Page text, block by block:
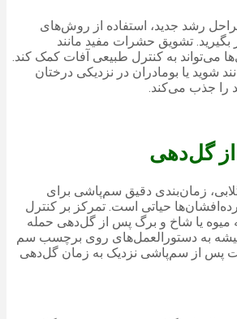
رشد جدید، استفاده از روش‌های
تشویق حشرات مفید مانند
می‌تواند به کنترل طبیعی آفات کمک کند.
شوید یا بومادران در نزدیکی درختان
را جذب می‌کند.
گل‌دهی
زمان‌بندی دقیق سم‌پاشی برای
حیاتی است. تمرکز بر کنترل
میوه یا شاخ و برگ پس از گل‌دهی حمله
به دستورالعمل‌های روی برچسب سم
پس از سم‌پاشی نزدیک به زمان گل‌دهی